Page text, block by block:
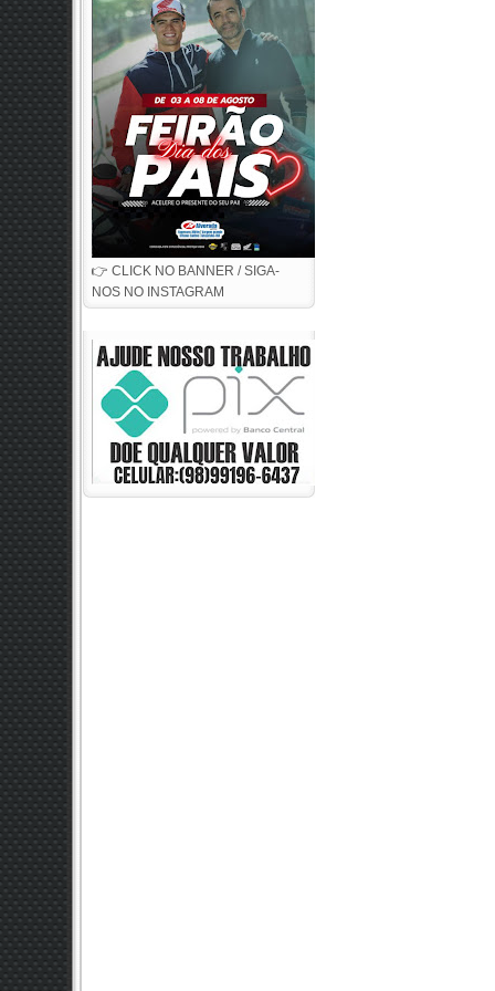
👉 CLICK NO BANNER / SIGA-
NOS NO INSTAGRAM